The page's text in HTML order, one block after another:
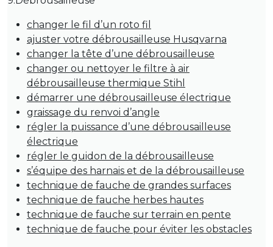
changer le fil d’un roto fil
ajuster votre débrousailleuse Husqvarna
changer la tête d’une débrousailleuse
changer ou nettoyer le filtre à air
débrousailleuse thermique Stihl
démarrer une débrousailleuse électrique
graissage du renvoi d’angle
régler la puissance d’une débrousailleuse
électrique
régler le guidon de la débrousailleuse
s’équipe des harnais et de la débrousailleuse
technique de fauche de grandes surfaces
technique de fauche herbes hautes
technique de fauche sur terrain en pente
technique de fauche pour éviter les obstacles